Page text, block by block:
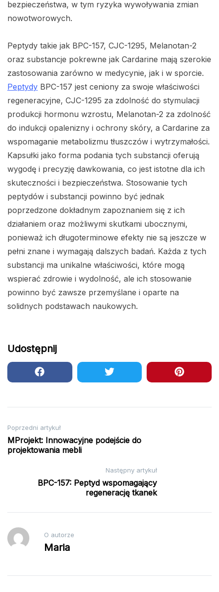
bezpieczeństwa, w tym ryzyka wywoływania zmian
nowotworowych.
Peptydy takie jak BPC-157, CJC-1295, Melanotan-2
oraz substancje pokrewne jak Cardarine mają szerokie
zastosowania zarówno w medycynie, jak i w sporcie.
Peptydy BPC-157 jest ceniony za swoje właściwości
regeneracyjne, CJC-1295 za zdolność do stymulacji
produkcji hormonu wzrostu, Melanotan-2 za zdolność
do indukcji opalenizny i ochrony skóry, a Cardarine za
wspomaganie metabolizmu tłuszczów i wytrzymałości.
Kapsułki jako forma podania tych substancji oferują
wygodę i precyzję dawkowania, co jest istotne dla ich
skuteczności i bezpieczeństwa. Stosowanie tych
peptydów i substancji powinno być jednak
poprzedzone dokładnym zapoznaniem się z ich
działaniem oraz możliwymi skutkami ubocznymi,
ponieważ ich długoterminowe efekty nie są jeszcze w
pełni znane i wymagają dalszych badań. Każda z tych
substancji ma unikalne właściwości, które mogą
wspierać zdrowie i wydolność, ale ich stosowanie
powinno być zawsze przemyślane i oparte na
solidnych podstawach naukowych.
Udostępnij
Nawigacja
wpisu
Poprzedni artykuł
MProjekt: Innowacyjne podejście do
projektowania mebli
Następny artykuł
BPC-157: Peptyd wspomagający
regenerację tkanek
O autorze
Maria